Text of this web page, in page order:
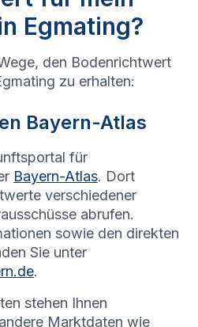
Egmating?
den Bodenrichtwert
zu erhalten:
Bayern-Atlas
für
Bayern-Atlas. Dort
verschiedener
abrufen.
sowie den direkten
Sie unter
.
stehen Ihnen
Marktdaten wie